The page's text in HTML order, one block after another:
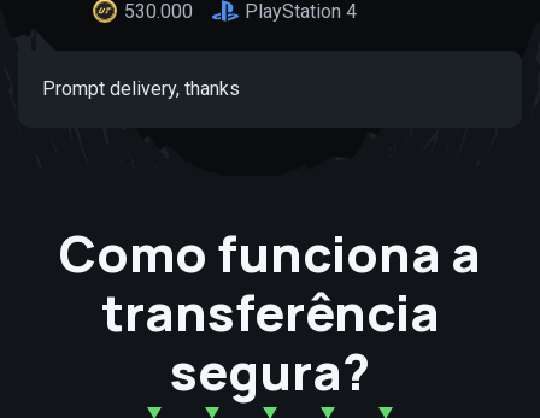
530.000 PlayStation 4
Prompt delivery, thanks
Como funciona a
transferência
segura?